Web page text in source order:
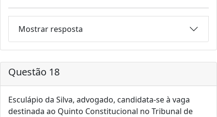
Mostrar resposta
Questão 18
Esculápio da Silva, advogado, candidata‐se à vaga
destinada ao Quinto Constitucional no Tribunal de